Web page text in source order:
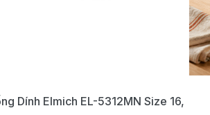
Dính Elmich EL-5312MN Size 16,